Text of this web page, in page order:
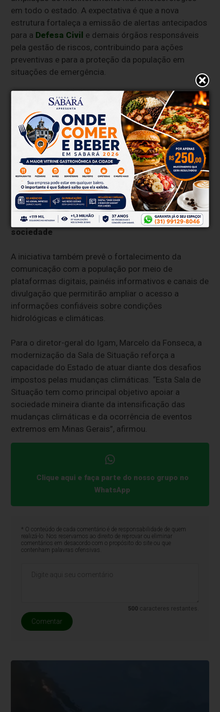
em todo o estado. A expectativa é que a nova
estrutura fortaleça a emissão de alertas antecipados
para a Defesa Civil e demais órgãos responsáveis
pela gestão de riscos, contribuindo para ações
preventivas e para a proteção da população em
situações de emergência.
Além da prevenção de desastres, a modernização
também contribuirá para o planejamento da gestão
dos recursos hídricos e para setores estratégicos da
economia mineira, como o agronegócio. O
desenvolvimento de cenários climáticos e
hidrológicos permitirá maior previsibilidade sobre
períodos de escassez hídrica e apoiará a formulação
de políticas públicas e investimentos em
infraestrutura.
Mais transparência e informação para a
sociedade
A iniciativa também prevê o fortalecimento da
comunicação com a população por meio de
plataformas digitais, painéis informativos e canais de
divulgação que permitirão ampliar o acesso a
informações confiáveis sobre condições
hidrológicas e climáticas.
Para o diretor-geral do Igam, Marcelo da Fonseca, a
modernização da Sala de Situação reforça a
capacidade do Estado de atuar diante dos desafios
impostos pelas mudanças climáticas. “Esta Sala de
Situação tem como principal objetivo apoiar a
sociedade mineira diante da intensificação das
mudanças climáticas e da ocorrência de eventos
extremos em Minas Gerais”, afirmou.
Clique aqui e faça parte do nosso grupo no
WhatsApp
* O conteúdo de cada comentário é de responsabilidade de quem
realizá-lo. Nos reservamos ao direito de reprovar ou eliminar
comentários em desacordo com o propósito do site ou que
contenham palavras ofensivas.
500 caracteres restantes.
Comentar